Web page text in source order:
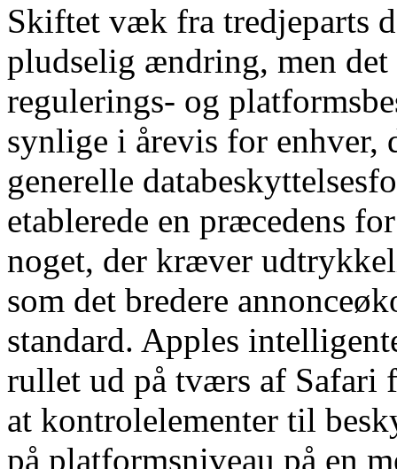
Skiftet væk fra tredjeparts
pludselig ændring, men
regulerings- og
synlige i årevis for enhver,
generelle
etablerede en præcedens
noget, der kræver
som det bredere
standard. Apples
rullet ud på tværs af Safari
at kontrolelementer til
på platformsniveau på en